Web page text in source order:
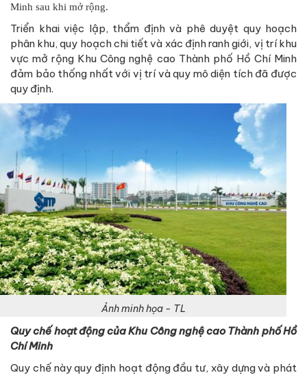
Minh sau khi mở rộng.
Triển khai việc lập, thẩm định và phê duyệt quy hoạch
phân khu, quy hoạch chi tiết và xác định ranh giới, vị trí khu
vực mở rộng Khu Công nghệ cao Thành phố Hồ Chí Minh
đảm bảo thống nhất với vị trí và quy mô diện tích đã được
quy định.
Ảnh minh họa - TL
Quy chế hoạt động của Khu Công nghệ cao Thành phố Hồ
Chí Minh
Quy chế này quy định hoạt động đầu tư, xây dựng và phát